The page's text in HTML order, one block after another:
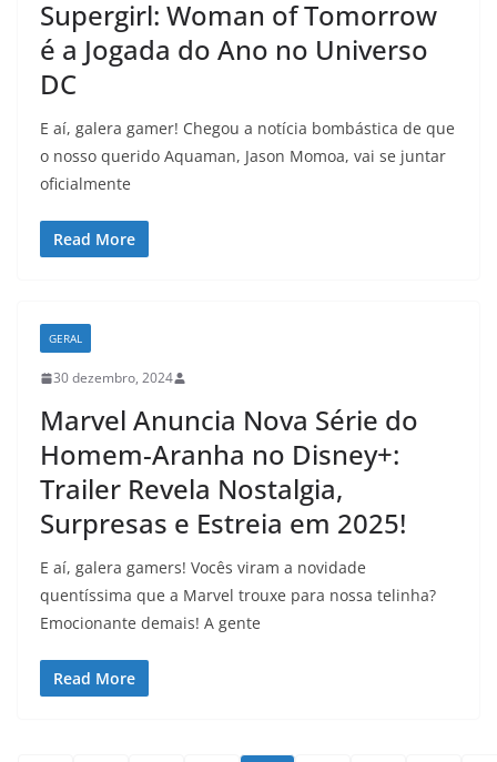
Supergirl: Woman of Tomorrow
é a Jogada do Ano no Universo
DC
E aí, galera gamer! Chegou a notícia bombástica de que
o nosso querido Aquaman, Jason Momoa, vai se juntar
oficialmente
Read More
GERAL
30 dezembro, 2024
Marvel Anuncia Nova Série do
Homem-Aranha no Disney+:
Trailer Revela Nostalgia,
Surpresas e Estreia em 2025!
E aí, galera gamers! Vocês viram a novidade
quentíssima que a Marvel trouxe para nossa telinha?
Emocionante demais! A gente
Read More